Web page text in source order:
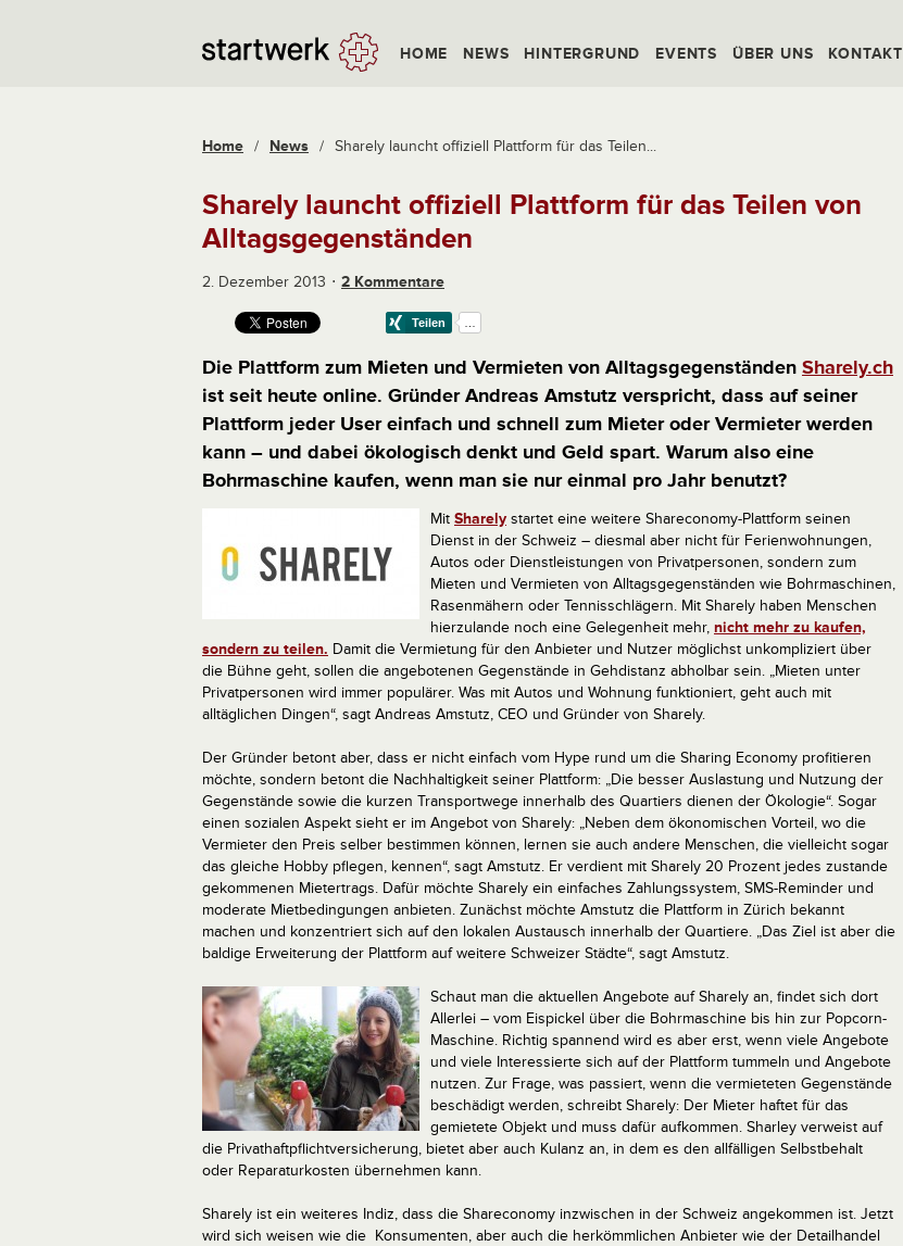
HOME NEWS HINTERGRUND EVENTS ÜBER UNS KONTAKT
Home / News / Sharely launcht offiziell Plattform für das Teilen...
Sharely launcht offiziell Plattform für das Teilen von
Alltagsgegenständen
2. Dezember 2013 2 Kommentare
Die Plattform zum Mieten und Vermieten von Alltagsgegenständen Sharely.ch
ist seit heute online. Gründer Andreas Amstutz verspricht, dass auf seiner
Plattform jeder User einfach und schnell zum Mieter oder Vermieter werden
kann – und dabei ökologisch denkt und Geld spart. Warum also eine
Bohrmaschine kaufen, wenn man sie nur einmal pro Jahr benutzt?
Mit Sharely startet eine weitere Shareconomy-Plattform seinen
Dienst in der Schweiz – diesmal aber nicht für Ferienwohnungen,
Autos oder Dienstleistungen von Privatpersonen, sondern zum
Mieten und Vermieten von Alltagsgegenständen wie Bohrmaschinen,
Rasenmähern oder Tennisschlägern. Mit Sharely haben Menschen
hierzulande noch eine Gelegenheit mehr, nicht mehr zu kaufen,
sondern zu teilen. Damit die Vermietung für den Anbieter und Nutzer möglichst unkompliziert über
die Bühne geht, sollen die angebotenen Gegenstände in Gehdistanz abholbar sein. „Mieten unter
Privatpersonen wird immer populärer. Was mit Autos und Wohnung funktioniert, geht auch mit
alltäglichen Dingen“, sagt Andreas Amstutz, CEO und Gründer von Sharely.
Der Gründer betont aber, dass er nicht einfach vom Hype rund um die Sharing Economy profitieren
möchte, sondern betont die Nachhaltigkeit seiner Plattform: „Die besser Auslastung und Nutzung der
Gegenstände sowie die kurzen Transportwege innerhalb des Quartiers dienen der Ökologie“. Sogar
einen sozialen Aspekt sieht er im Angebot von Sharely: „Neben dem ökonomischen Vorteil, wo die
Vermieter den Preis selber bestimmen können, lernen sie auch andere Menschen, die vielleicht sogar
das gleiche Hobby pflegen, kennen“, sagt Amstutz. Er verdient mit Sharely 20 Prozent jedes zustande
gekommenen Mietertrags. Dafür möchte Sharely ein einfaches Zahlungssystem, SMS-Reminder und
moderate Mietbedingungen anbieten. Zunächst möchte Amstutz die Plattform in Zürich bekannt
machen und konzentriert sich auf den lokalen Austausch innerhalb der Quartiere. „Das Ziel ist aber die
baldige Erweiterung der Plattform auf weitere Schweizer Städte“, sagt Amstutz.
Schaut man die aktuellen Angebote auf Sharely an, findet sich dort
Allerlei – vom Eispickel über die Bohrmaschine bis hin zur Popcorn-
Maschine. Richtig spannend wird es aber erst, wenn viele Angebote
und viele Interessierte sich auf der Plattform tummeln und Angebote
nutzen. Zur Frage, was passiert, wenn die vermieteten Gegenstände
beschädigt werden, schreibt Sharely: Der Mieter haftet für das
gemietete Objekt und muss dafür aufkommen. Sharley verweist auf
die Privathaftpflichtversicherung, bietet aber auch Kulanz an, in dem es den allfälligen Selbstbehalt
oder Reparaturkosten übernehmen kann.
Sharely ist ein weiteres Indiz, dass die Shareconomy inzwischen in der Schweiz angekommen ist. Jetzt
wird sich weisen wie die Konsumenten, aber auch die herkömmlichen Anbieter wie der Detailhandel